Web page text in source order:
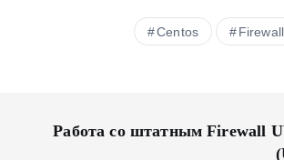
Centos Firewall
Работа со штатным Firewall